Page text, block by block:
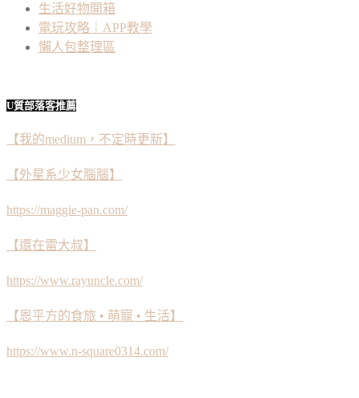
生活好物開箱
電玩攻略｜APP教學
懶人包整理區
U質部落客推薦
【我的medium，不定時更新】
【外星系少女腦腦】
https://maggie-pan.com/
【還在雷大叔】
https://www.rayuncle.com/
【恩平方的食旅 • 萌寵 • 生活】
https://www.n-square0314.com/